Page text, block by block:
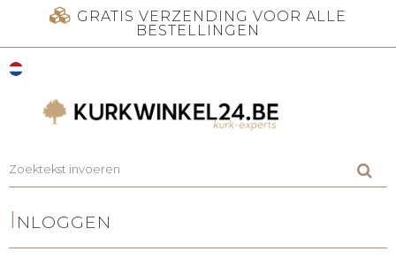
GRATIS VERZENDING VOOR ALLE
BESTELLINGEN
I NLOGGEN